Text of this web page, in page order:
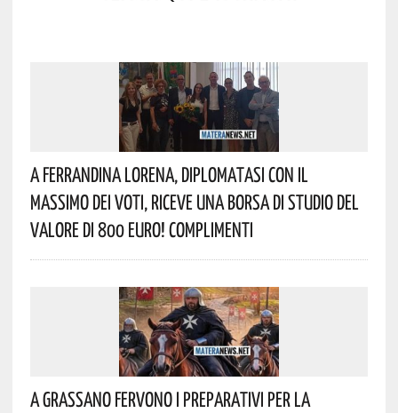
A Ferrandina Lorena, Diplomatasi Con Il
Massimo Dei Voti, Riceve Una Borsa Di Studio Del
Valore Di 800 Euro! Complimenti
A Grassano Fervono I Preparativi Per La